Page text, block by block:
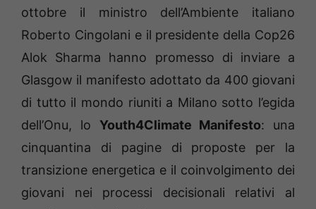
ottobre il ministro dell’Ambiente italiano
Roberto Cingolani e il presidente della Cop26
Alok Sharma hanno promesso di inviare a
Glasgow il manifesto adottato da 400 giovani
di tutto il mondo riuniti a Milano sotto l’egida
dell’Onu, lo Youth4Climate Manifesto: una
cinquantina di pagine di proposte per la
transizione energetica e il coinvolgimento dei
giovani nei processi decisionali relativi al